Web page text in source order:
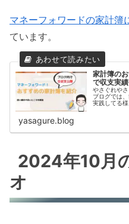
マネーフォワードの家計簿
ています。
家計簿の
で収支実績
やさぐれや
ブログでは
実践してる
yasagure.blog
2024年10月
オ